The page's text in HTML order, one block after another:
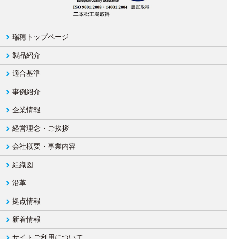
瑞穂トップページ
製品紹介
適合基準
事例紹介
企業情報
経営理念・ご挨拶
会社概要・事業内容
組織図
沿革
拠点情報
新着情報
サイトご利用について